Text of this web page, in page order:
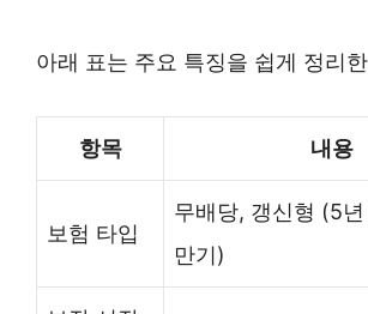
아래 표는 주요 특징을 쉽게 정리
항목 내용
보험 타입
무배당, 갱신형 (5년
만기)